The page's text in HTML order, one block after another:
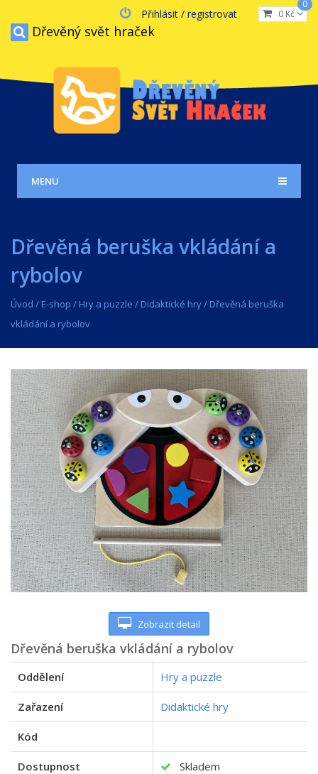
0 Kč
0
Přihlásit / registrovat
Dřevěný svět hraček
MENU
Dřevěná beruška vkládání a
rybolov
Úvod / E-shop / Hry a puzzle / Didaktické hry/ Dřevěná beruška
vkládání a rybolov
Zobrazit detail
Dřevěná beruška vkládání a rybolov
Oddělení Hry a puzzle
Zařazení Didaktické hry
Kód
Dostupnost Skladem